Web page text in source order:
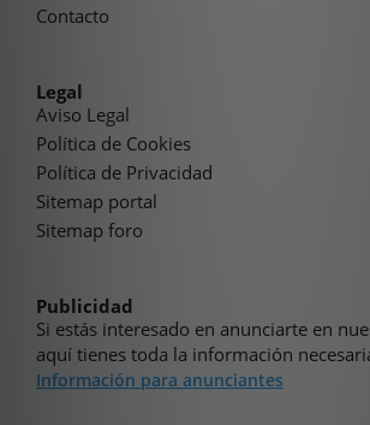
Contacto
Legal
Aviso Legal
Política de Cookies
Política de Privacidad
Sitemap portal
Sitemap foro
Publicidad
Si estás interesado en anunciarte en
aquí tienes toda la información
Información para anunciantes